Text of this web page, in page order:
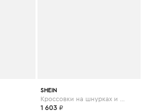
SHEIN
1 603 ₽